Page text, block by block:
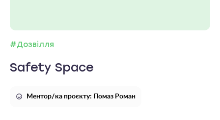
#Дозвілля
Safety Space
Ментор/ка проєкту: Помаз Роман